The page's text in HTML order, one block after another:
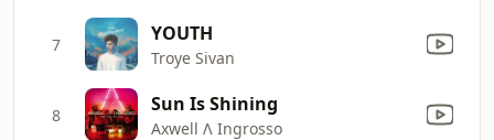
7 YOUTH
Troye Sivan
8 Sun Is Shining
Axwell Λ Ingrosso